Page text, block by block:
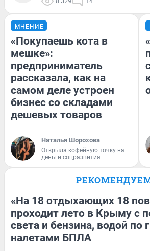
МНЕНИЕ
«Покупаешь кота в
мешке»:
предприниматель
рассказала, как на
самом деле устроен
бизнес со складами
дешевых товаров
Наталья Шорохова
Открыла кофейную точку на
деньги соцразвития
«На 18 отдыхающих 18
проходит лето в Крыму с
света и бензина, водой по
налетами БПЛА